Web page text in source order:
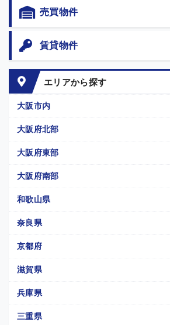
売買物件
賃貸物件
エリアから探す
大阪市内
大阪府北部
大阪府東部
大阪府南部
和歌山県
奈良県
京都府
滋賀県
兵庫県
三重県